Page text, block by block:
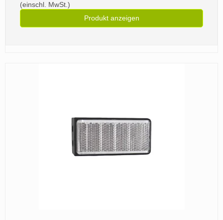
(einschl. MwSt.)
Produkt anzeigen